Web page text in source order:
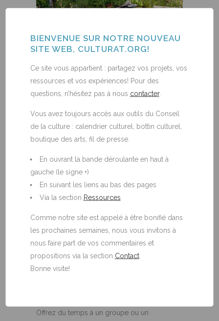
EMBELLISSEZ VOS ESPACES
Fleurissez, verdissez, installez des éclairages…
que vous soyez locataire ou propriétaire,
vous pouvez faire des gestes pour embellir
Offrez du temps à un groupe ou un
BIENVENUE SUR NOTRE NOUVEAU
SITE WEB, CULTURAT.ORG!
Ce site vous appartient : partagez vos projets, vos
ressources et vos expériences! Pour des
questions, n’hésitez pas à nous contacter.
Vous avez toujours accès aux outils du Conseil
de la culture : calendrier culturel, bottin culturel,
boutique des arts, fil de presse.
En ouvrant la bande déroulante en haut à
gauche (le signe +)
En suivant les liens au bas des pages
Via la section Ressources
Comme notre site est appelé à être bonifié dans
les prochaines semaines, nous vous invitons à
nous faire part de vos commentaires et
propositions via la section Contact.
Bonne visite!